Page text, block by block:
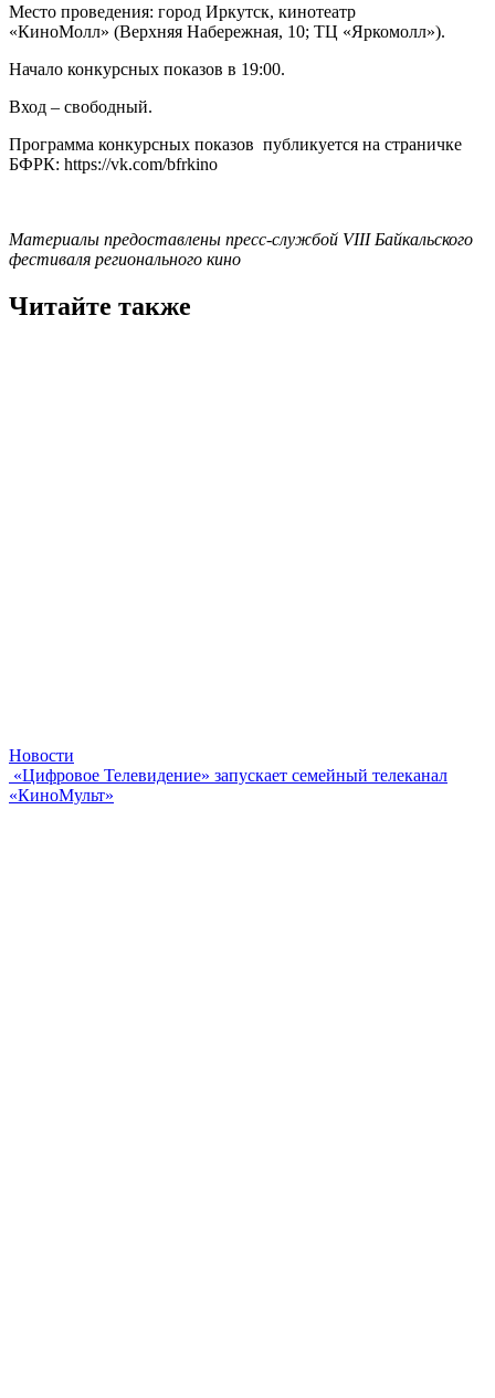
Место проведения: город Иркутск, кинотеатр
«КиноМолл» (Верхняя Набережная, 10; ТЦ «Яркомолл»).
Начало конкурсных показов в 19:00.
Вход – свободный.
Программа конкурсных показов публикуется на страничке
БФРК: https://vk.com/bfrkino
Материалы предоставлены пресс-службой VIII Байкальского
фестиваля регионального кино
Читайте также
Новости
«Цифровое Телевидение» запускает семейный телеканал
«КиноМульт»